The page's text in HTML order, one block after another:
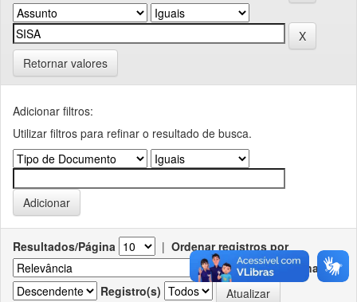
Retornar valores
Adicionar filtros:
Utilizar filtros para refinar o resultado de busca.
Resultados/Página | Ordenar registros por
Ordenar
Registro(s)